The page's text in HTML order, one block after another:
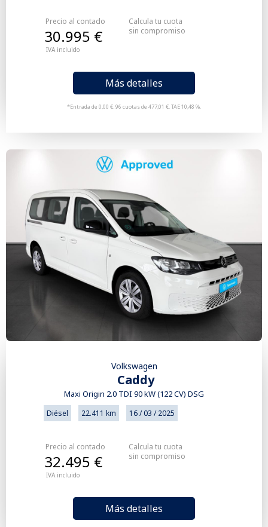
Precio al contado
IVA incluido
30.995 €
Más detalles
*Entrada de 0,00 €. 96 cuotas de 477,01 €. TAE 10,48 %.
Calcula tu cuota
sin compromiso
Volkswagen
Caddy
Maxi Origin 2.0 TDI 90 kW (122 CV) DSG
Diésel 22.411 km 16 / 03 / 2025
Precio al contado
IVA incluido
32.495 €
Más detalles
Calcula tu cuota
sin compromiso